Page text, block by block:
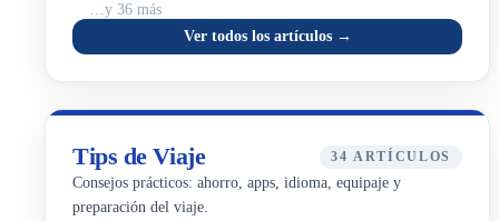
Estados Unidos
…y 36 más
Ver todos los artículos →
Tips de Viaje 34 ARTÍCULOS
Consejos prácticos: ahorro, apps, idioma, equipaje y
preparación del viaje.